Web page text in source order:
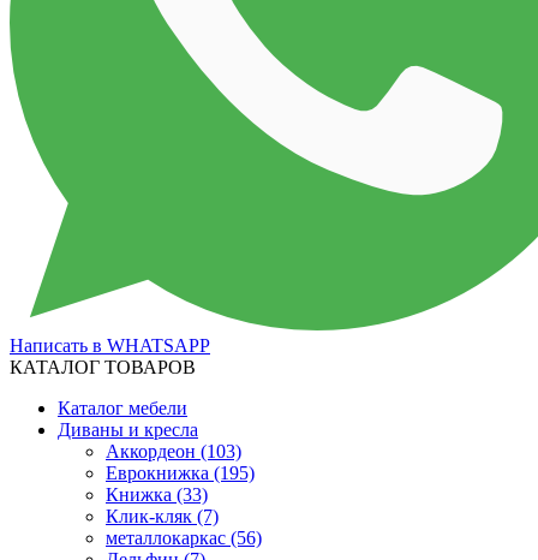
Написать в WHATSAPP
КАТАЛОГ ТОВАРОВ
Каталог мебели
Диваны и кресла
Аккордеон (103)
Еврокнижка (195)
Книжка (33)
Клик-кляк (7)
металлокаркас (56)